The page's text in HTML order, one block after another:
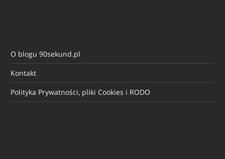
O blogu 90sekund.pl
Kontakt
Polityka Prywatności, pliki Cookies i RODO